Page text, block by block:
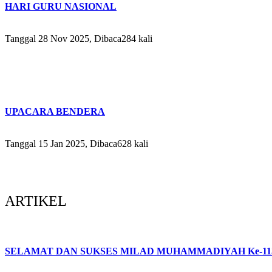
HARI GURU NASIONAL
Tanggal 28 Nov 2025, Dibaca284 kali
UPACARA BENDERA
Tanggal 15 Jan 2025, Dibaca628 kali
ARTIKEL
SELAMAT DAN SUKSES MILAD MUHAMMADIYAH Ke-